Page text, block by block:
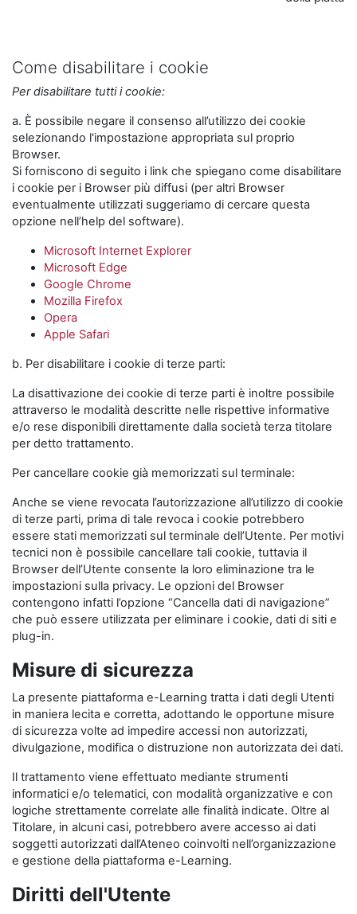
Come disabilitare i cookie
Per disabilitare tutti i cookie:
a. È possibile negare il consenso all’utilizzo dei cookie
selezionando l'impostazione appropriata sul proprio
Browser.
Si forniscono di seguito i link che spiegano come disabilitare
i cookie per i Browser più diffusi (per altri Browser
eventualmente utilizzati suggeriamo di cercare questa
opzione nell’help del software).
Microsoft Internet Explorer
Microsoft Edge
Google Chrome
Mozilla Firefox
Opera
Apple Safari
b. Per disabilitare i cookie di terze parti:
La disattivazione dei cookie di terze parti è inoltre possibile
attraverso le modalità descritte nelle rispettive informative
e/o rese disponibili direttamente dalla società terza titolare
per detto trattamento.
Per cancellare cookie già memorizzati sul terminale:
Anche se viene revocata l’autorizzazione all’utilizzo di cookie
di terze parti, prima di tale revoca i cookie potrebbero
essere stati memorizzati sul terminale dell’Utente. Per motivi
tecnici non è possibile cancellare tali cookie, tuttavia il
Browser dell’Utente consente la loro eliminazione tra le
impostazioni sulla privacy. Le opzioni del Browser
contengono infatti l’opzione “Cancella dati di navigazione”
che può essere utilizzata per eliminare i cookie, dati di siti e
plug-in.
Misure di sicurezza
La presente piattaforma e-Learning tratta i dati degli Utenti
in maniera lecita e corretta, adottando le opportune misure
di sicurezza volte ad impedire accessi non autorizzati,
divulgazione, modifica o distruzione non autorizzata dei dati.
Il trattamento viene effettuato mediante strumenti
informatici e/o telematici, con modalità organizzative e con
logiche strettamente correlate alle finalità indicate. Oltre al
Titolare, in alcuni casi, potrebbero avere accesso ai dati
soggetti autorizzati dall’Ateneo coinvolti nell’organizzazione
e gestione della piattaforma e-Learning.
Diritti dell'Utente